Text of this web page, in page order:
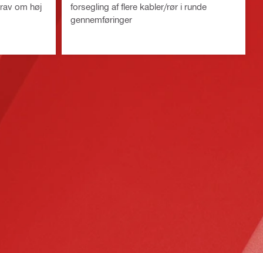
om høj
forsegling af flere kabler/rør i runde
gennemføringer